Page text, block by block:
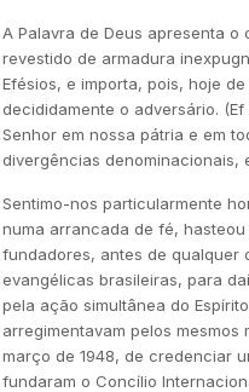
A Palavra de Deus apresenta
revestido de armadura
Efésios, e importa, pois, hoje
decididamente o adversário.
Senhor em nossa pátria e em
divergências denominacionais,
Sentimo-nos particularmente
numa arrancada de fé,
fundadores, antes de qualquer
evangélicas brasileiras, para
pela ação simultânea do
arregimentavam pelos mesmos
março de 1948, de credenciar
fundaram o Concílio